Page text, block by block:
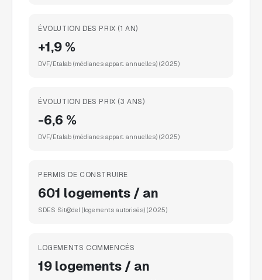
ÉVOLUTION DES PRIX (1 AN)
+1,9 %
DVF/Etalab (médianes appart. annuelles) (2025)
ÉVOLUTION DES PRIX (3 ANS)
-6,6 %
DVF/Etalab (médianes appart. annuelles) (2025)
PERMIS DE CONSTRUIRE
601 logements / an
SDES Sit@del (logements autorisés) (2025)
LOGEMENTS COMMENCÉS
19 logements / an